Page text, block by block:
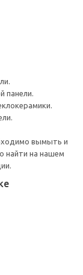
панели.
вымыть и
найти на нашем